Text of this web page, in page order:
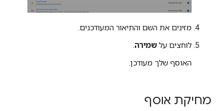
מזינים את השם והתיאור המעודכנים.
לוחצים על שמירה.
האוסף שלך מעודכן.
מחיקת אוסף